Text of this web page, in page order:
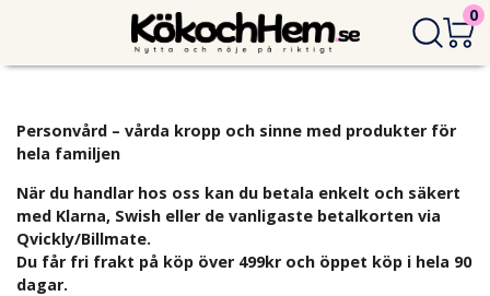
0
Personvård – vårda kropp och sinne med produkter för
hela familjen
När du handlar hos oss kan du betala enkelt och säkert
med Klarna, Swish eller de vanligaste betalkorten via
Qvickly/Billmate.
Du får fri frakt på köp över 499kr och öppet köp i hela 90
dagar.